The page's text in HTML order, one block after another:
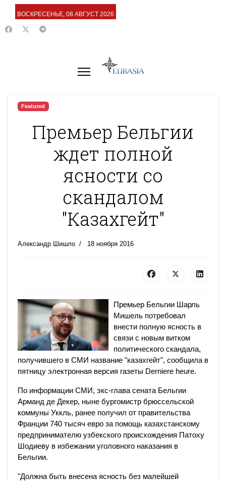
ВОСКРЕСЕНЬЕ, 08 АВГУСТ 2026
Featured
Премьер Бельгии
ждет полной
ясности со
скандалом
"Казахгейт"
Александр Шишло 18 ноября 2016
Премьер Бельгии Шарль
Мишель потребовал
внести полную ясность в
связи с новым витком
политического скандала,
получившего в СМИ название "казахгейт", сообщила в
пятницу электронная версия газеты Derniere heure.
По информации СМИ, экс-глава сената Бельгии
Арманд де Декер, ныне бургомистр брюссельской
коммуны Уккль, ранее получил от правительства
Франции 740 тысяч евро за помощь казахстанскому
предпринимателю узбекского происхождения Патоху
Шодиеву в избежании уголовного наказания в
Бельгии.
"Должна быть внесена ясность без малейшей